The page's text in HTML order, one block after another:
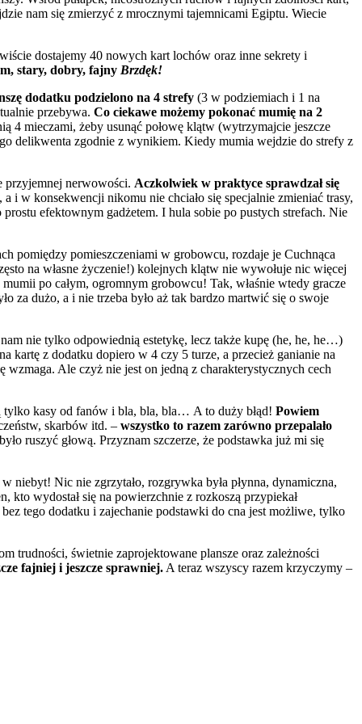
nam się zmierzyć z mrocznymi tajemnicami Egiptu. Wiecie
dostajemy 40 nowych kart lochów oraz inne sekrety i
stary, dobry, fajny Brzdęk!
dodatku podzielono na 4 strefy (3 w podziemiach i 1 na
przebywa. Co ciekawe możemy pokonać mumię na 2
4 mieczami, żeby usunąć połowę klątw (wytrzymajcie jeszcze
delikwenta zgodnie z wynikiem. Kiedy mumia wejdzie do strefy z
przyjemnej nerwowości. Aczkolwiek w praktyce sprawdzał się
i w konsekwencji nikomu nie chciało się specjalnie zmieniać trasy,
efektownym gadżetem. I hula sobie po pustych strefach. Nie
pomiędzy pomieszczeniami w grobowcu, rozdaje je Cuchnąca
na własne życzenie!) kolejnych klątw nie wywołuje nic więcej
po całym, ogromnym grobowcu! Tak, właśnie wtedy gracze
za dużo, a i nie trzeba było aż tak bardzo martwić się o swoje
nie tylko odpowiednią estetykę, lecz także kupę (he, he, he…)
kartę z dodatku dopiero w 4 czy 5 turze, a przecież ganianie na
Ale czyż nie jest on jedną z charakterystycznych cech
tylko kasy od fanów i bla, bla, bla… A to duży błąd! Powiem
skarbów itd. – wszystko to razem zarówno przepalało
ruszyć głową. Przyznam szczerze, że podstawka już mi się
niebyt! Nic nie zgrzytało, rozgrywka była płynna, dynamiczna,
kto wydostał się na powierzchnie z rozkoszą przypiekał
tego dodatku i zajechanie podstawki do cna jest możliwe, tylko
trudności, świetnie zaprojektowane plansze oraz zależności
fajniej i jeszcze sprawniej. A teraz wszyscy razem krzyczymy –